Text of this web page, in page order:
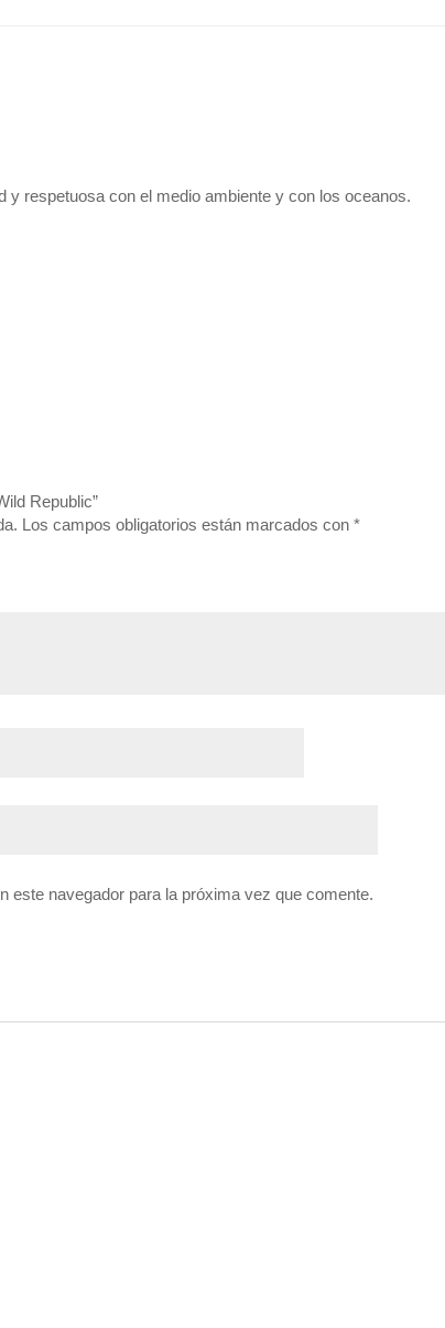
respetuosa con el medio ambiente y con los oceanos.
Republic”
Los campos obligatorios están marcados con*
este navegador para la próxima vez que comente.